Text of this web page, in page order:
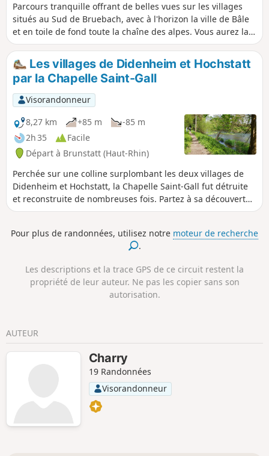
Parcours tranquille offrant de belles vues sur les villages
situés au Sud de Bruebach, avec à l'horizon la ville de Bâle
et en toile de fond toute la chaîne des alpes. Vous aurez la
possibilité d'admirer fréquemment les Alpes suisses
alémaniques droit devant vous avec l'Eiger et le Jungfrau et
leurs magnifiques pyramides et à l'autre extrémité, côté
droit, quand la météo le permet, le Mont Blanc.
Les villages de Didenheim et Hochstatt
par la Chapelle Saint-Gall
Visorandonneur
8,27 km
+85 m
-85 m
2h 35
Facile
Départ à Brunstatt (Haut-Rhin)
Perchée sur une colline surplombant les deux villages de
Didenheim et Hochstatt, la Chapelle Saint-Gall fut détruite
et reconstruite de nombreuses fois. Partez à sa découverte
en arpentant les jolis lotissements des villages de
de l'Ill, que vous croiserez à de nombreuses reprises !
Pour plus de randonnées, utilisez notre moteur de recherche
.
Les descriptions et la trace GPS de ce circuit restent la
propriété de leur auteur. Ne pas les copier sans son
autorisation.
AUTEUR
Charry
19 Randonnées
Visorandonneur